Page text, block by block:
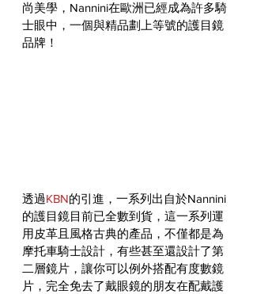
尚美學，Nannini在歐洲已經成為許多騎
士眼中，一個與精品劃上等號的護目鏡
品牌！
透過KBN的引進，一系列出自於Nannini
的護目鏡目前已全數到貨，這一系列運
用皮革且風格古典的產品，不僅都是為
摩托車騎士設計，有些甚至還設計了第
二層鏡片，讓你可以例外搭配有度數鏡
片，完全免去了戴眼鏡的朋友在配戴護